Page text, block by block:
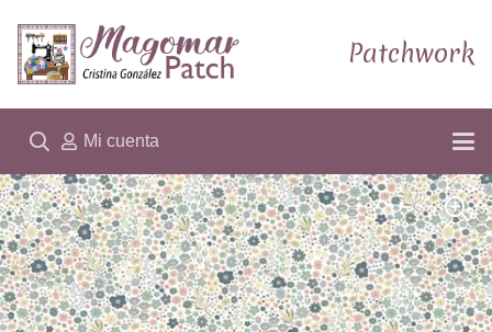
Patchwork
Mi cuenta